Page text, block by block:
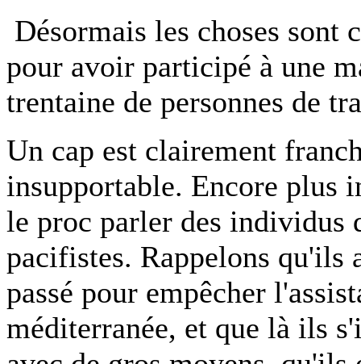
Désormais les choses
pour avoir participé à une
trentaine de personnes de
Un cap est clairement
insupportable. Encore plus
le proc parler des individus
pacifistes. Rappelons qu'ils
passé pour empêcher
méditerranée, et que là ils